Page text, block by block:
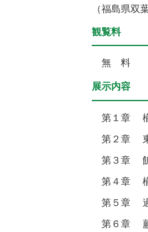
（福島県双
観覧料
無 料
展示内容
第１章
第２章 東
第３章
第４章
第５章 過
第６章